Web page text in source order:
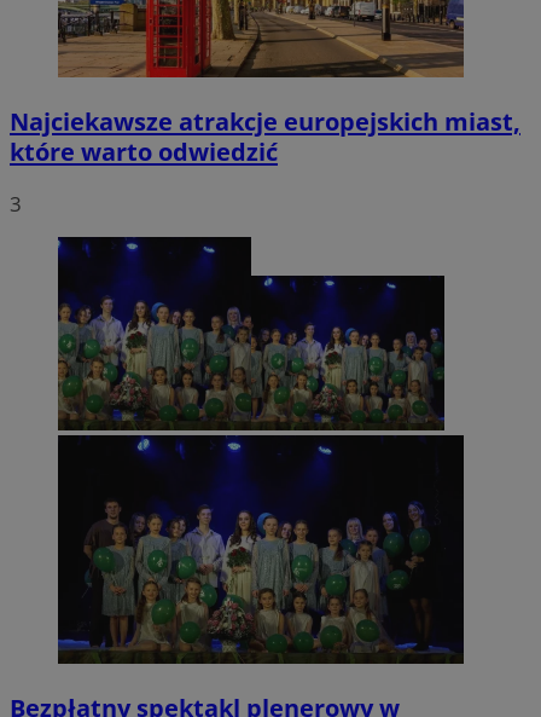
Najciekawsze atrakcje europejskich miast,
które warto odwiedzić
3
Bezpłatny spektakl plenerowy w